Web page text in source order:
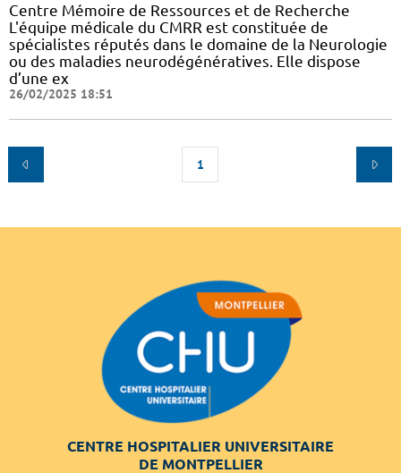
Centre Mémoire de Ressources et de Recherche
L'équipe médicale du CMRR est constituée de
spécialistes réputés dans le domaine de la Neurologie
ou des maladies neurodégénératives. Elle dispose
d’une ex
26/02/2025 18:51
1
CENTRE HOSPITALIER UNIVERSITAIRE
DE MONTPELLIER